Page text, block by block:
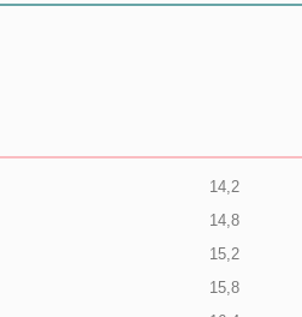
14,2
14,8
15,2
15,8